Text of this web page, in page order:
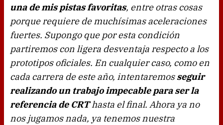
una de mis pistas favoritas, entre otras cosas
porque requiere de muchísimas aceleraciones
fuertes. Supongo que por esta condición
partiremos con ligera desventaja respecto a los
prototipos oficiales. En cualquier caso, como en
cada carrera de este año, intentaremosseguir
realizando un trabajo impecable para ser la
referencia de CRThasta el final. Ahora ya no
nos jugamos nada, ya tenemos nuestra